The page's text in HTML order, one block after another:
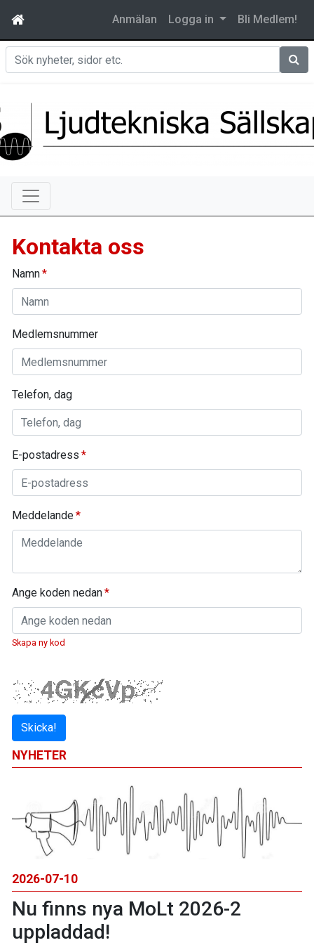
Anmälan Logga in Bli Medlem!
Sök
Kontakta oss
Namn
Medlemsnummer
Telefon, dag
E-postadress
Meddelande
Ange koden nedan
Skapa ny kod
Skicka!
NYHETER
2026-07-10
Nu finns nya MoLt 2026-2
uppladdad!